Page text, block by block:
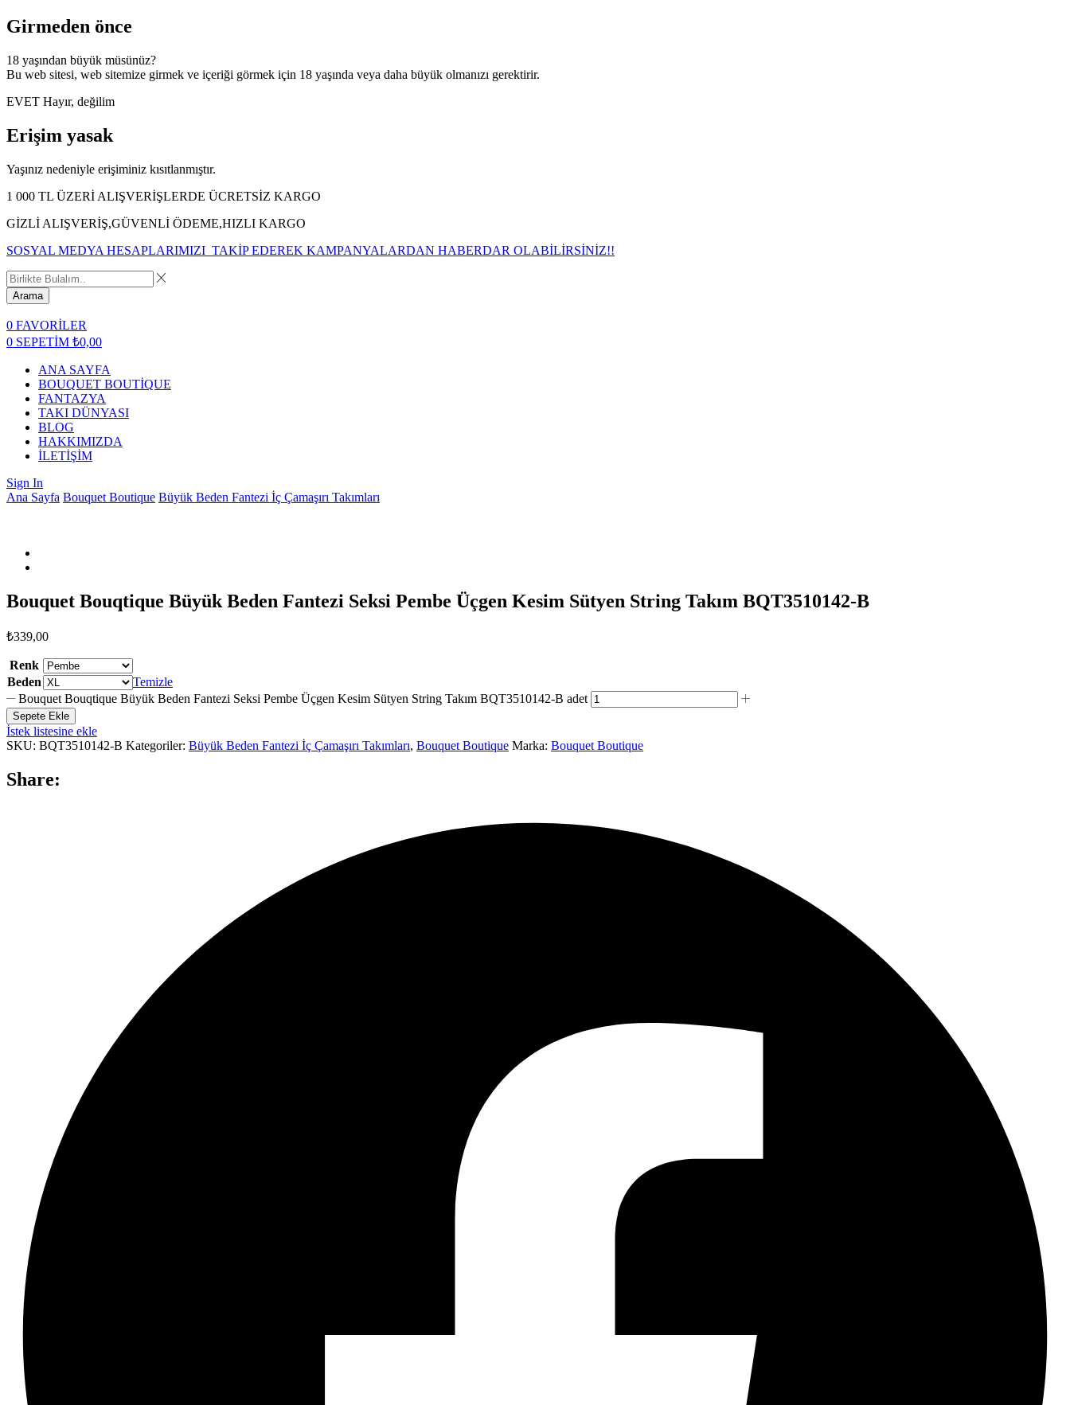
Girmeden önce
18 yaşından büyük müsünüz?
Bu web sitesi, web sitemize girmek ve içeriği görmek için 18 yaşında veya daha büyük olmanızı gerektirir.
EVET Hayır, değilim
Erişim yasak
Yaşınız nedeniyle erişiminiz kısıtlanmıştır.
1 000 TL ÜZERİ ALIŞVERİŞLERDE ÜCRETSİZ KARGO
GİZLİ ALIŞVERİŞ,GÜVENLİ ÖDEME,HIZLI KARGO
SOSYAL MEDYA HESAPLARIMIZI TAKİP EDEREK KAMPANYALARDAN HABERDAR OLABİLİRSİNİZ!!
Arama
0 FAVORİLER
0 SEPETİM ₺0,00
ANA SAYFA
BOUQUET BOUTİQUE
FANTAZYA
TAKI DÜNYASI
BLOG
HAKKIMIZDA
İLETİŞİM
Sign In
Ana Sayfa Bouquet Boutique Büyük Beden Fantezi İç Çamaşırı Takımları
Bouquet Bouqtique Büyük Beden Fantezi Seksi Pembe Üçgen Kesim Sütyen String Takım BQT3510142-B
₺339,00
Renk
Beden
Temizle
Bouquet Bouqtique Büyük Beden Fantezi Seksi Pembe Üçgen Kesim Sütyen String Takım BQT3510142-B adet
Sepete Ekle
İstek listesine ekle
SKU: BQT3510142-B Kategoriler: Büyük Beden Fantezi İç Çamaşırı Takımları, Bouquet Boutique Marka: Bouquet Boutique
Share: